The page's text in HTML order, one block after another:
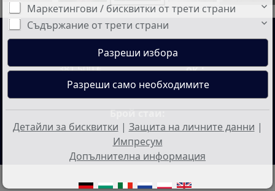
381.500 €
Жилищна площ
ок.:
270 м²
Брой стаи:
3
Маркетингови / бисквитки от трети страни
Съдържание от трети страни
Детайли за бисквитки | Защита на личните данни |
Импресум
Допълнителна информация